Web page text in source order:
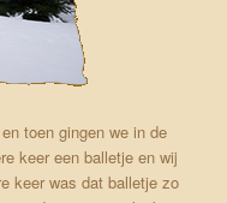
toen gingen we in de
keer een balletje en wij
keer was dat balletje zo